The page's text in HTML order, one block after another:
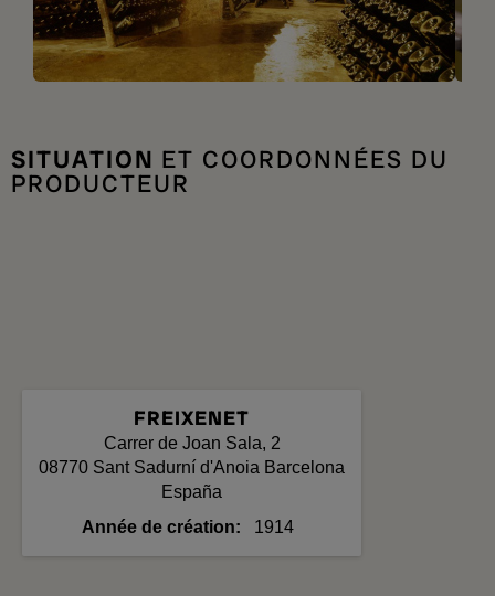
SITUATION ET COORDONNÉES DU
PRODUCTEUR
FREIXENET
Carrer de Joan Sala, 2
08770 Sant Sadurní d'Anoia Barcelona
España
Année de création
1914